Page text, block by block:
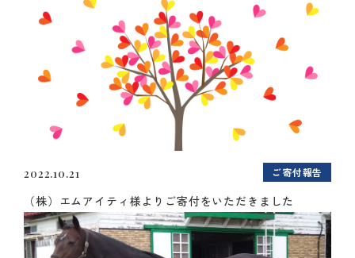
2022.10.21 ご寄付報告
（株）エムアイティ様よりご寄付をいただきました